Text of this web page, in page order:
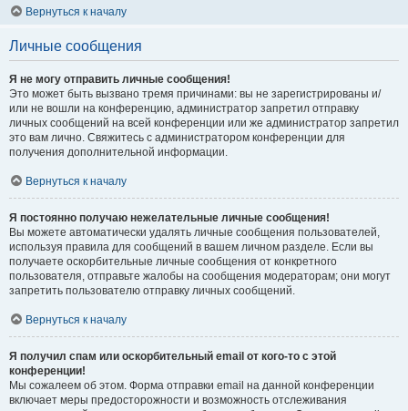
Вернуться к началу
Личные сообщения
Я не могу отправить личные сообщения!
Это может быть вызвано тремя причинами: вы не зарегистрированы и/
или не вошли на конференцию, администратор запретил отправку
личных сообщений на всей конференции или же администратор запретил
это вам лично. Свяжитесь с администратором конференции для
получения дополнительной информации.
Вернуться к началу
Я постоянно получаю нежелательные личные сообщения!
Вы можете автоматически удалять личные сообщения пользователей,
используя правила для сообщений в вашем личном разделе. Если вы
получаете оскорбительные личные сообщения от конкретного
пользователя, отправьте жалобы на сообщения модераторам; они могут
запретить пользователю отправку личных сообщений.
Вернуться к началу
Я получил спам или оскорбительный email от кого-то с этой
конференции!
Мы сожалеем об этом. Форма отправки email на данной конференции
включает меры предосторожности и возможность отслеживания